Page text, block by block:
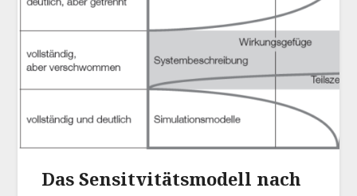
Das Sensitvitätsmodell nach